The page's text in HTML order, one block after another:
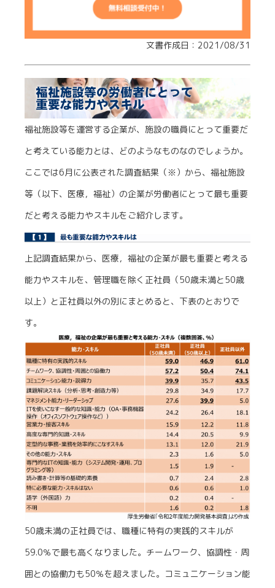
文書作成日：2021/08/31
福祉施設等を運営する企業が、施設の職員にとって重要だ
と考えている能力とは、どのようなものなのでしょうか。
ここでは6月に公表された調査結果（※）から、福祉施設
等（以下、医療，福祉）の企業が労働者にとって最も重要
だと考える能力やスキルをご紹介します。
上記調査結果から、医療，福祉の企業が最も重要と考える
能力やスキルを、管理職を除く正社員（50歳未満と50歳
以上）と正社員以外の別にまとめると、下表のとおりで
す。
50歳未満の正社員では、職種に特有の実践的スキルが
59.0％で最も高くなりました。チームワーク、協調性・周
囲との協働力も50％を超えました。コミュニケーション能